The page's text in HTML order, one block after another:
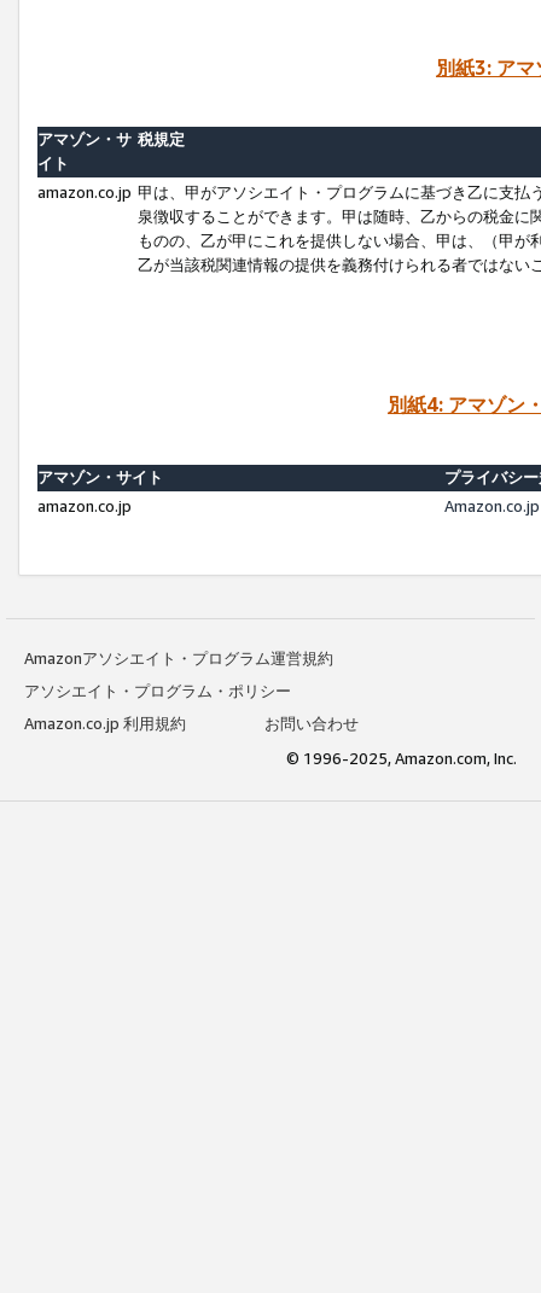
別紙3: ア
アマゾン・サ
イト
税規定
amazon.co.jp 甲は、甲がアソシエイト・プログラムに基づき乙に支
泉徴収することができます。甲は随時、乙からの税金
ものの、乙が甲にこれを提供しない場合、甲は、（甲
乙が当該税関連情報の提供を義務付けられる者ではな
別紙4: アマゾン
アマゾン・サイト
プライバシ
amazon.co.jp
Amazonアソシエイト・プログラム運営規約
アソシエイト・プログラム・ポリシー
Amazon.co.jp 利用規約
お問い合わせ
© 1996-2025, Amazon.com, Inc.